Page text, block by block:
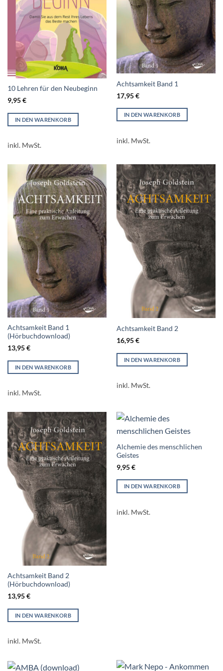
10 Lehren für den Neubeginn
9,95€
IN DEN WARENKORB
inkl. MwSt.
Achtsamkeit Band 1
17,95€
IN DEN WARENKORB
inkl. MwSt.
Achtsamkeit Band 1
(Hörbuchdownload)
13,95€
IN DEN WARENKORB
inkl. MwSt.
Achtsamkeit Band 2
16,95€
IN DEN WARENKORB
inkl. MwSt.
Achtsamkeit Band 2
(Hörbuchdownload)
13,95€
IN DEN WARENKORB
inkl. MwSt.
Alchemie des menschlichen
Geistes
9,95€
IN DEN WARENKORB
inkl. MwSt.